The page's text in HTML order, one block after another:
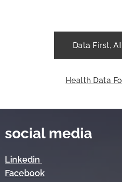
Data First,
Health Data
social media
Linkedin
Facebook